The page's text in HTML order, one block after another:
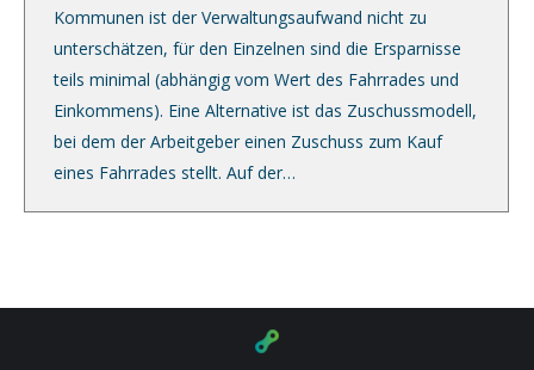
Kommunen ist der Verwaltungsaufwand nicht zu
unterschätzen, für den Einzelnen sind die Ersparnisse
teils minimal (abhängig vom Wert des Fahrrades und
Einkommens). Eine Alternative ist das Zuschussmodell,
bei dem der Arbeitgeber einen Zuschuss zum Kauf
eines Fahrrades stellt. Auf der…